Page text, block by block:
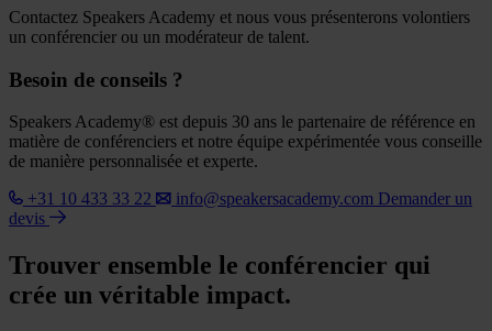
Contactez Speakers Academy et nous vous présenterons volontiers
un conférencier ou un modérateur de talent.
Besoin de conseils ?
Speakers Academy® est depuis 30 ans le partenaire de référence en
matière de conférenciers et notre équipe expérimentée vous conseille
de manière personnalisée et experte.
+31 10 433 33 22
info@speakersacademy.com Demander un
devis
Trouver ensemble le conférencier qui
crée un véritable impact.